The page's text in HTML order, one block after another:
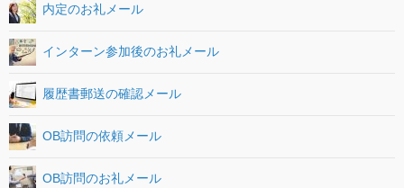
内定のお礼メール
インターン参加後のお礼メール
履歴書郵送の確認メール
OB訪問の依頼メール
OB訪問のお礼メール